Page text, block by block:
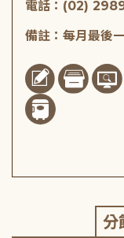
電話：(02)
備註：每月最後
分